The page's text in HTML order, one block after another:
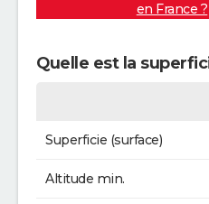
en France ?
Quelle est la
Superficie (surface)
Altitude min.